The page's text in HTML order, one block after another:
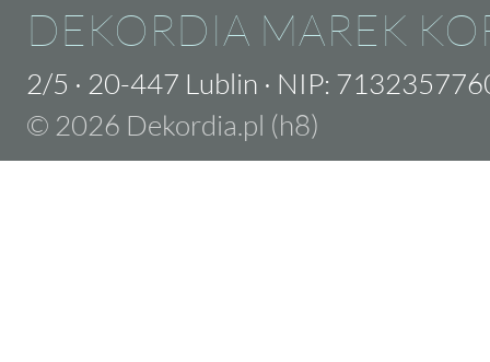
DEKORDIA MAREK
2/5 · 20-447 Lublin · NIP:
© 2026 Dekordia.pl (h8)